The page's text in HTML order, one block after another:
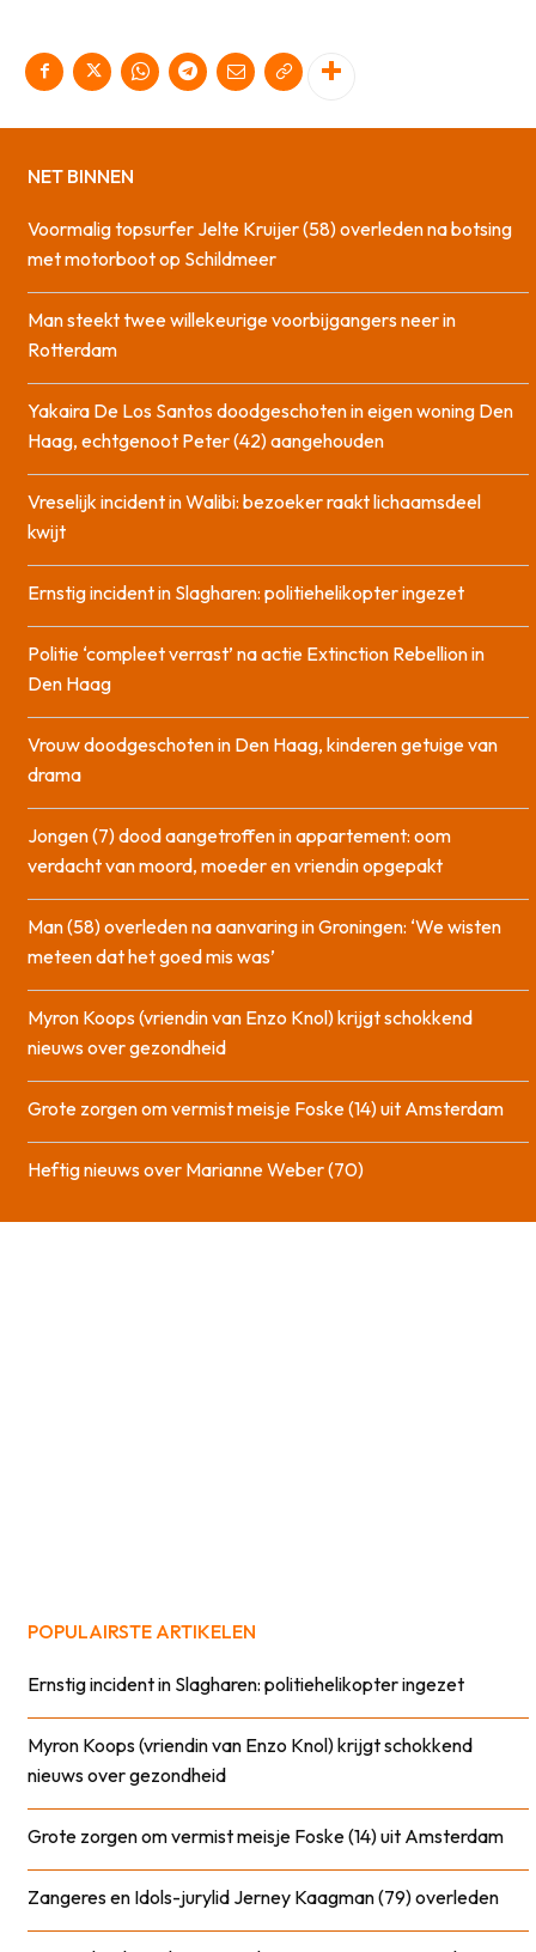
NET BINNEN
Voormalig topsurfer Jelte Kruijer (58) overleden na botsing
met motorboot op Schildmeer
Man steekt twee willekeurige voorbijgangers neer in
Rotterdam
Yakaira De Los Santos doodgeschoten in eigen woning Den
Haag, echtgenoot Peter (42) aangehouden
Vreselijk incident in Walibi: bezoeker raakt lichaamsdeel
kwijt
Ernstig incident in Slagharen: politiehelikopter ingezet
Politie ‘compleet verrast’ na actie Extinction Rebellion in
Den Haag
Vrouw doodgeschoten in Den Haag, kinderen getuige van
drama
Jongen (7) dood aangetroffen in appartement: oom
verdacht van moord, moeder en vriendin opgepakt
Man (58) overleden na aanvaring in Groningen: ‘We wisten
meteen dat het goed mis was’
Myron Koops (vriendin van Enzo Knol) krijgt schokkend
nieuws over gezondheid
Grote zorgen om vermist meisje Foske (14) uit Amsterdam
Heftig nieuws over Marianne Weber (70)
POPULAIRSTE ARTIKELEN
Ernstig incident in Slagharen: politiehelikopter ingezet
Myron Koops (vriendin van Enzo Knol) krijgt schokkend
nieuws over gezondheid
Grote zorgen om vermist meisje Foske (14) uit Amsterdam
Zangeres en Idols-jurylid Jerney Kaagman (79) overleden